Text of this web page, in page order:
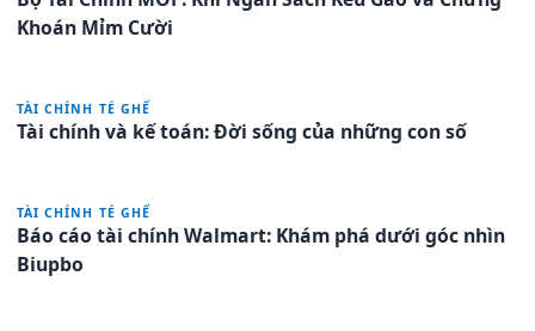
Khoán Mỉm Cười
TÀI CHÍNH TÉ GHẾ
Tài chính và kế toán: Đời sống của những con số
TÀI CHÍNH TÉ GHẾ
Báo cáo tài chính Walmart: Khám phá dưới góc nhìn
Biupbo